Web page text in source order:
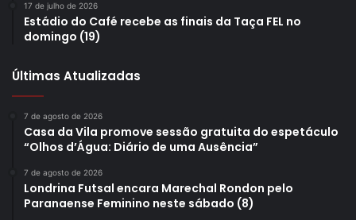
17 de julho de 2026
Estádio do Café recebe as finais da Taça FEL no
domingo (19)
Últimas Atualizadas
7 de agosto de 2026
Casa da Vila promove sessão gratuita do espetáculo
“Olhos d’Água: Diário de uma Ausência”
7 de agosto de 2026
Londrina Futsal encara Marechal Rondon pelo
Paranaense Feminino neste sábado (8)